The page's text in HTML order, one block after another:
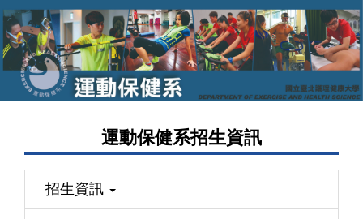
跳
到
要
內
運動保健系招生資訊
招生資訊